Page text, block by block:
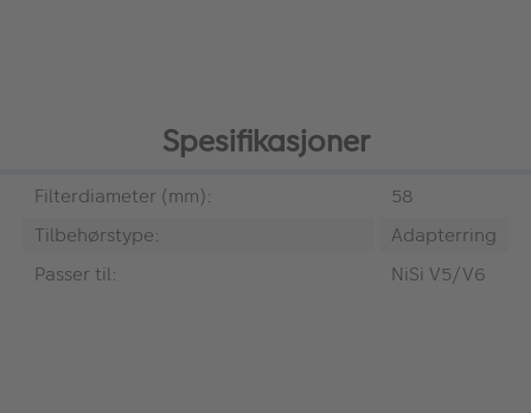
Spesifikasjoner
Filterdiameter (mm):
58
Tilbehørstype:
Adapterring
Passer til:
NiSi V5/V6